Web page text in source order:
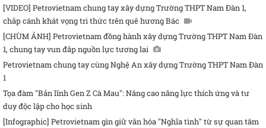
[VIDEO] Petrovietnam chung tay xây dựng Trường THPT Nam Đàn 1,
chắp cánh khát vọng tri thức trên quê hương Bác
[CHÙM ẢNH] Petrovietnam đồng hành xây dựng Trường THPT Nam Đàn
1, chung tay vun đắp nguồn lực tương lai
Petrovietnam chung tay cùng Nghệ An xây dựng Trường THPT Nam Đàn
1
Tọa đàm "Bản lĩnh Gen Z Cà Mau": Nâng cao năng lực thích ứng và tư
duy độc lập cho học sinh
[Infographic] Petrovietnam gìn giữ văn hóa "Nghĩa tình" từ sự quan tâm